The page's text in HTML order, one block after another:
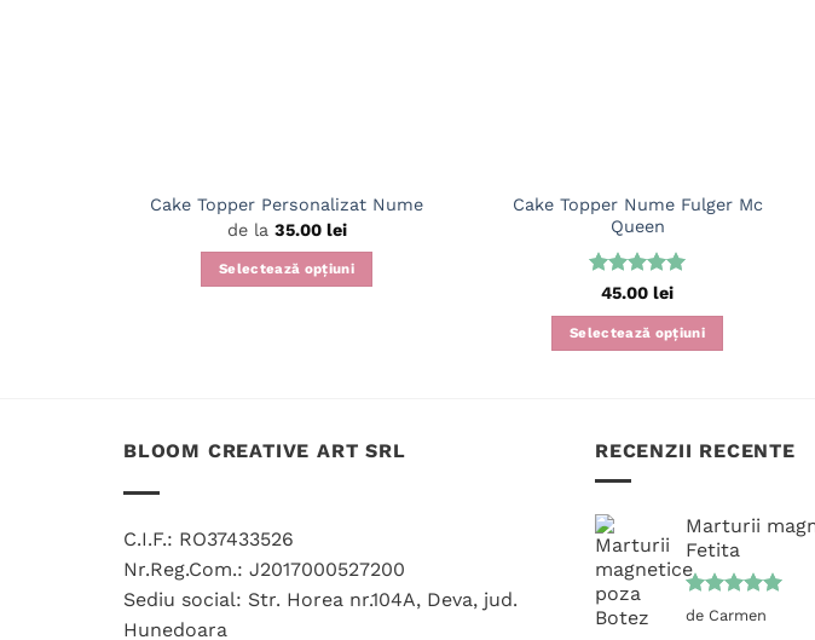
Cake Topper Personalizat Nume
de la 35.00 lei
Selectează opțiuni
alese
în
pagina
Cake Topper Nume Fulger Mc
Queen
Evaluat la
45.00 lei
Selectează opțiuni
BLOOM CREATIVE ART SRL
C.I.F.: RO37433526
Nr.Reg.Com.: J2017000527200
Sediu social: Str. Horea nr.104A, Deva, jud.
Hunedoara
RECENZII RECENTE
Marturii
Fetita
Evaluat la
de Carmen